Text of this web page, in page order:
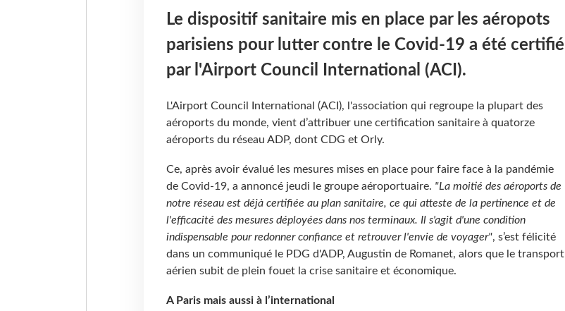
Le dispositif sanitaire mis en place par les aéropots
parisiens pour lutter contre le Covid-19 a été certifié
par l'Airport Council International (ACI).
L'Airport Council International (ACI), l'association qui regroupe la plupart des
aéroports du monde, vient d’attribuer une certification sanitaire à quatorze
aéroports du réseau ADP, dont CDG et Orly.
Ce, après avoir évalué les mesures mises en place pour faire face à la pandémie
de Covid-19, a annoncé jeudi le groupe aéroportuaire. "La moitié des aéroports de
notre réseau est déjà certifiée au plan sanitaire, ce qui atteste de la pertinence et de
l'efficacité des mesures déployées dans nos terminaux. Il s'agit d'une condition
indispensable pour redonner confiance et retrouver l'envie de voyager", s’est félicité
dans un communiqué le PDG d'ADP, Augustin de Romanet, alors que le transport
aérien subit de plein fouet la crise sanitaire et économique.
A Paris mais aussi à l’international